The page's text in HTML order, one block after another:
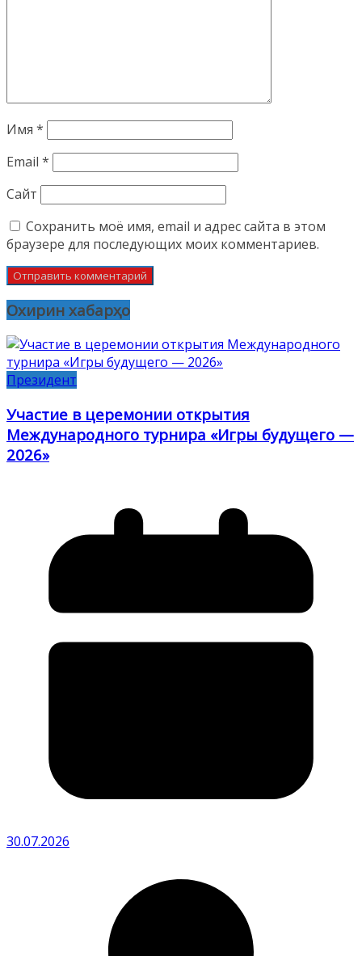
Имя *
Email *
Сайт
Сохранить моё имя, email и адрес сайта в этом
браузере для последующих моих комментариев.
Охирин хабарҳо
Президент
Участие в церемонии открытия
Международного турнира «Игры будущего —
2026»
30.07.2026